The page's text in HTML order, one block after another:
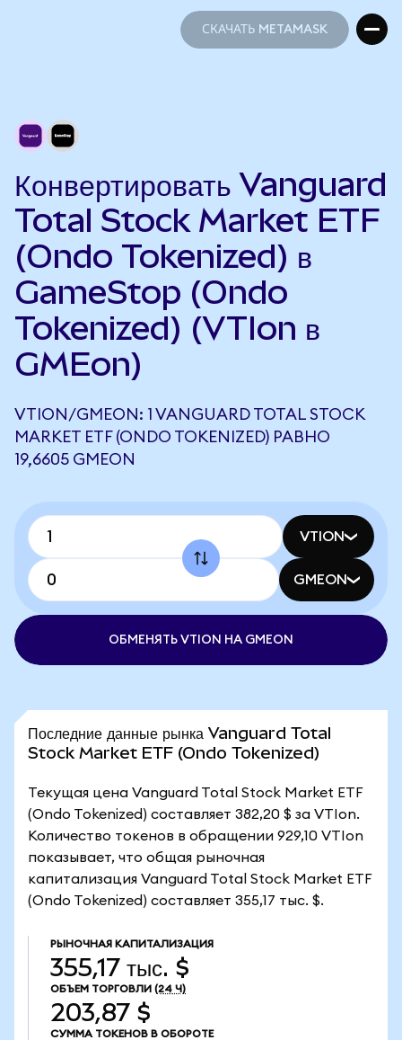
СКАЧАТЬ METAMASK
Конвертировать Vanguard
Total Stock Market ETF
(Ondo Tokenized) в
GameStop (Ondo
Tokenized) (VTIon в
GMEon)
VTION/GMEON: 1 VANGUARD TOTAL STOCK
MARKET ETF (ONDO TOKENIZED) РАВНО
19,6605 GMEON
VTION
GMEON
ОБМЕНЯТЬ VTION НА GMEON
Последние данные рынка Vanguard Total
Stock Market ETF (Ondo Tokenized)
Текущая цена Vanguard Total Stock Market ETF
(Ondo Tokenized) составляет 382,20 $ за VTIon.
Количество токенов в обращении 929,10 VTIon
показывает, что общая рыночная
капитализация Vanguard Total Stock Market ETF
(Ondo Tokenized) составляет 355,17 тыс. $.
РЫНОЧНАЯ КАПИТАЛИЗАЦИЯ
355,17 тыс. $
ОБЪЕМ ТОРГОВЛИ (24 Ч)
203,87 $
СУММА ТОКЕНОВ В ОБОРОТЕ